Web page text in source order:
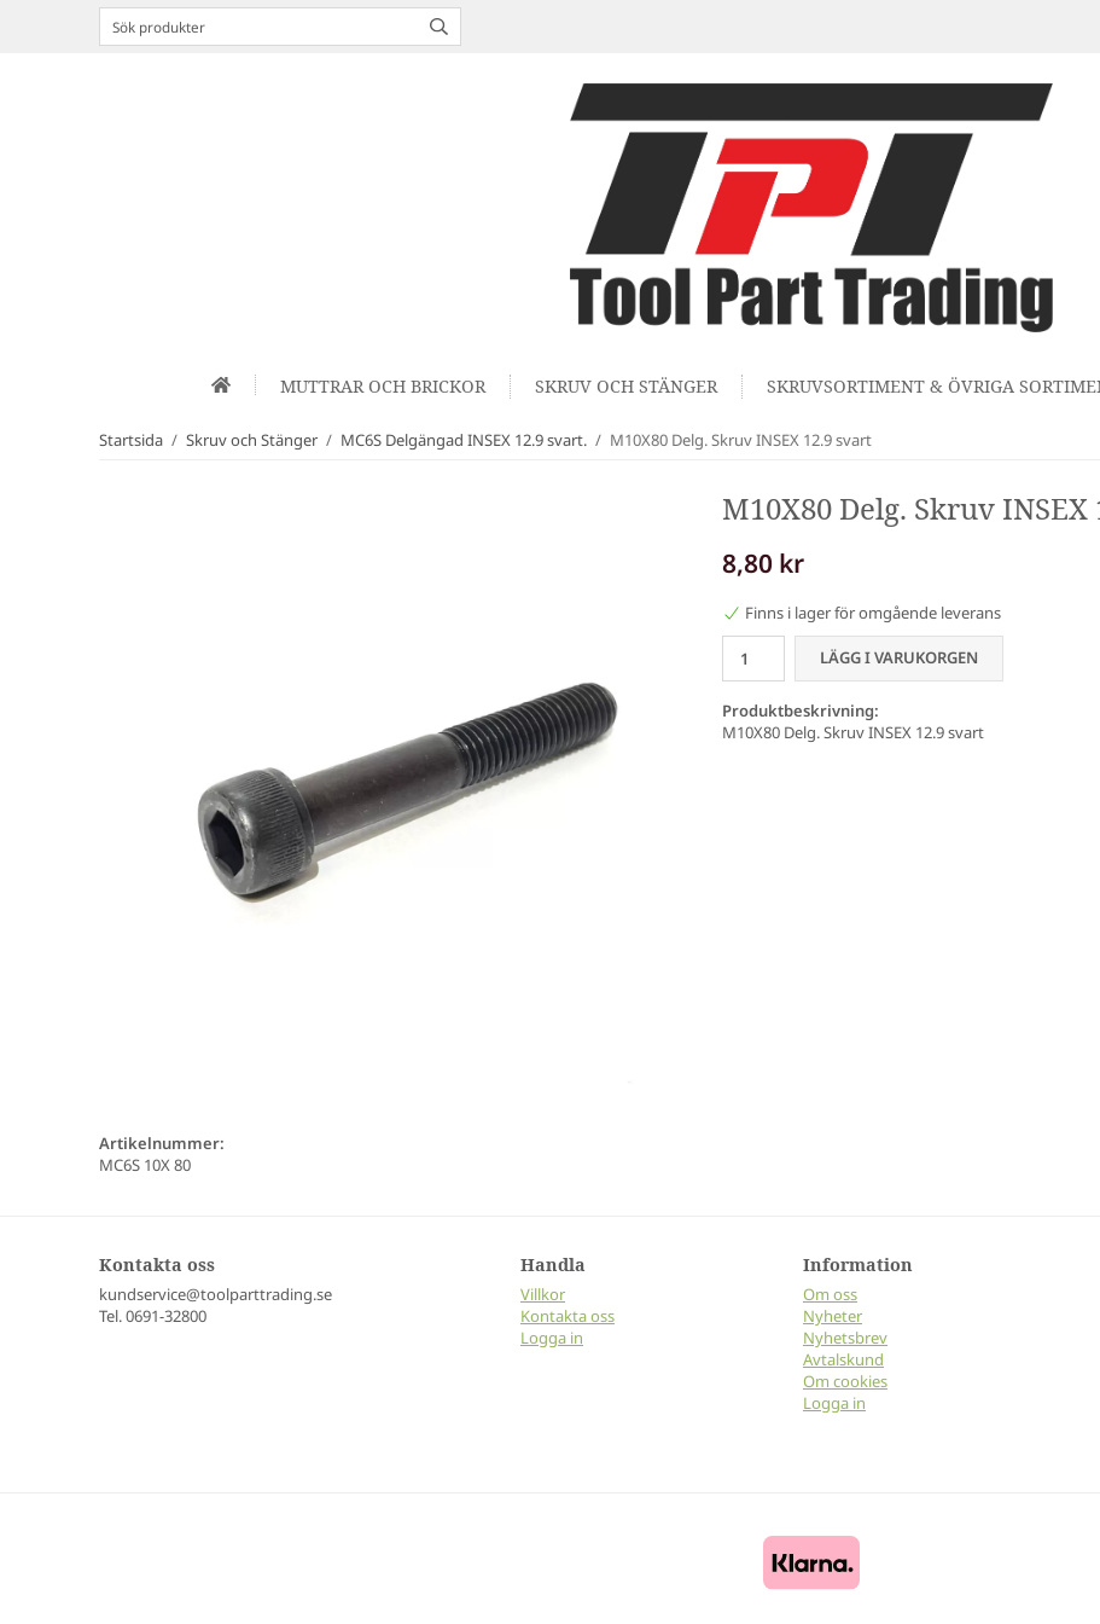
MUTTRAR OCH BRICKOR SKRUV OCH STÄNGER SKRUVSORTIMENT & ÖVRIGA
Startsida / Skruv och Stänger / MC6S Delgängad INSEX 12.9 svart. / M10X80 Delg. Skruv INSEX 12.9 svart
M10X80 Delg. Skruv INSEX
8,80 kr
Finns i lager för omgående leverans
LÄGG I VARUKORGEN
Produktbeskrivning:
M10X80 Delg. Skruv INSEX 12.9 svart
Artikelnummer:
MC6S 10X 80
Kontakta oss
kundservice@toolparttrading.se
Tel. 0691-32800
Handla
Villkor
Kontakta oss
Logga in
Information
Om oss
Nyheter
Nyhetsbrev
Avtalskund
Om cookies
Logga in